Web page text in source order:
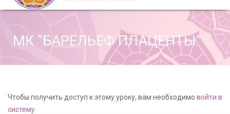
МК “БАРЕЛЬЕФ ПЛАЦЕНТЫ”
Чтобы получить доступ к этому уроку, вам необходимо войти в
систему